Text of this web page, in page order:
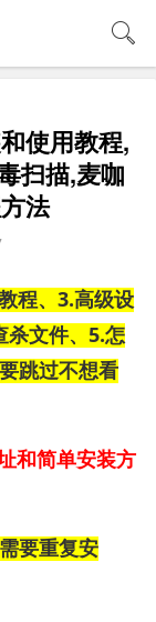
使用教程,
扫描,麦咖
法
程、3.高级设
杀文件、5.怎
跳过不想看
和简单安装方
要重复安